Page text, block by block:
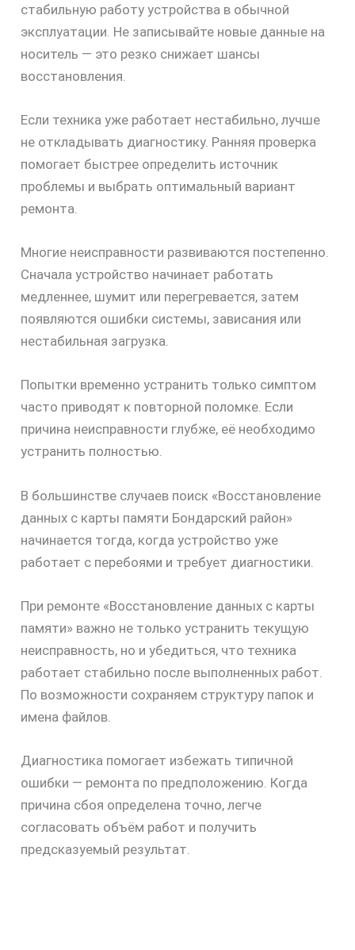
стабильную работу устройства в обычной
эксплуатации. Не записывайте новые данные на
носитель — это резко снижает шансы
восстановления.
Если техника уже работает нестабильно, лучше
не откладывать диагностику. Ранняя проверка
помогает быстрее определить источник
проблемы и выбрать оптимальный вариант
ремонта.
Многие неисправности развиваются постепенно.
Сначала устройство начинает работать
медленнее, шумит или перегревается, затем
появляются ошибки системы, зависания или
нестабильная загрузка.
Попытки временно устранить только симптом
часто приводят к повторной поломке. Если
причина неисправности глубже, её необходимо
устранить полностью.
В большинстве случаев поиск «Восстановление
данных с карты памяти Бондарский район»
начинается тогда, когда устройство уже
работает с перебоями и требует диагностики.
При ремонте «Восстановление данных с карты
памяти» важно не только устранить текущую
неисправность, но и убедиться, что техника
работает стабильно после выполненных работ.
По возможности сохраняем структуру папок и
имена файлов.
Диагностика помогает избежать типичной
ошибки — ремонта по предположению. Когда
причина сбоя определена точно, легче
согласовать объём работ и получить
предсказуемый результат.
30%